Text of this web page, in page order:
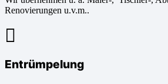
Renovierungen u.v.m..
Entrümpelung